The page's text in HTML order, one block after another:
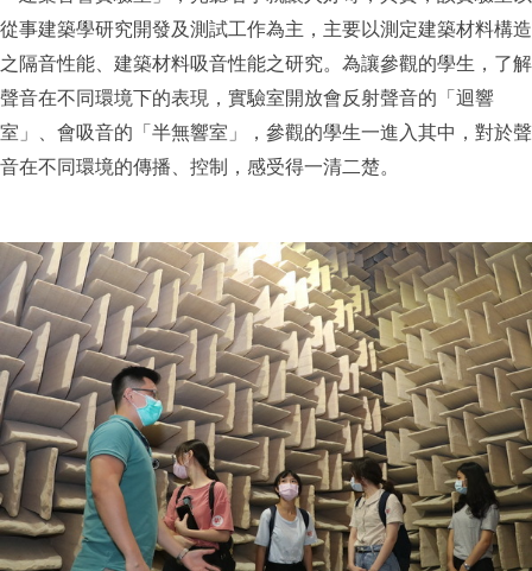
從事建築學研究開發及測試工作為主，主要以測定建築材料構造
之隔音性能、建築材料吸音性能之研究。為讓參觀的學生，了解
聲音在不同環境下的表現，實驗室開放會反射聲音的「迴響
室」、會吸音的「半無響室」，參觀的學生一進入其中，對於聲
音在不同環境的傳播、控制，感受得一清二楚。